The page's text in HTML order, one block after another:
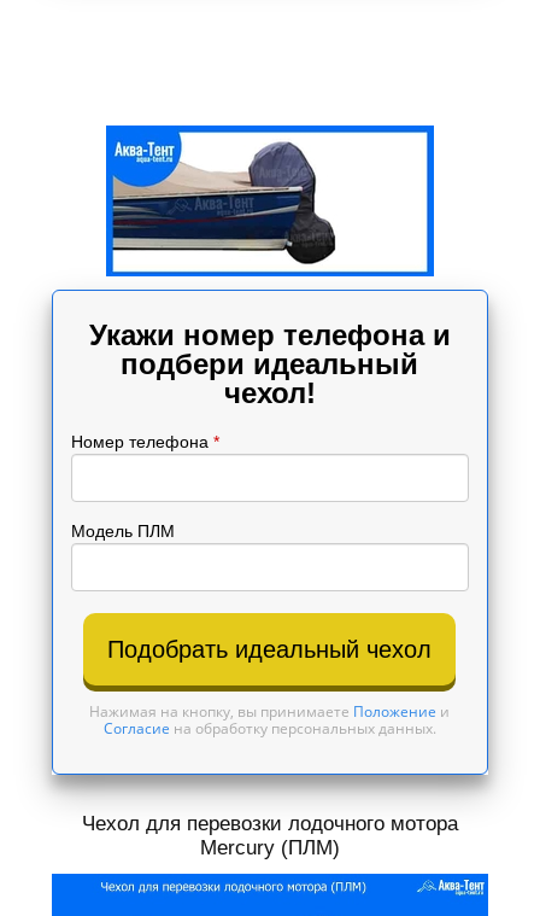
Укажи номер телефона и
подбери идеальный
чехол!
Номер телефона *
Модель ПЛМ
Подобрать идеальный чехол
Нажимая на кнопку, вы принимаете Положение и
Согласие на обработку персональных данных.
Чехол для перевозки лодочного мотора
Mercury (ПЛМ)